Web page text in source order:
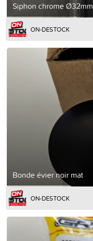
Siphon chrome Ø32mm
ON-DESTOCK
Bonde évier noir mat
ON-DESTOCK